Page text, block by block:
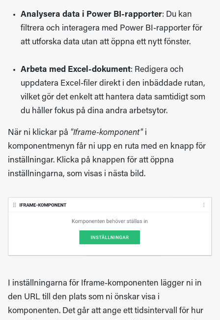
Analysera data i Power BI-rapporter: Du kan
filtrera och interagera med Power BI-rapporter för
att utforska data utan att öppna ett nytt fönster.
Arbeta med Excel-dokument: Redigera och
uppdatera Excel-filer direkt i den inbäddade rutan,
vilket gör det enkelt att hantera data samtidigt som
du håller fokus på dina andra arbetsytor.
När ni klickar på "Iframe-komponent" i
komponentmenyn får ni upp en ruta med en knapp för
inställningar. Klicka på knappen för att öppna
inställningarna, som visas i nästa bild.
I inställningarna för Iframe-komponenten lägger ni in
den URL till den plats som ni önskar visa i
komponenten. Det går att ange ett tidsintervall för hur